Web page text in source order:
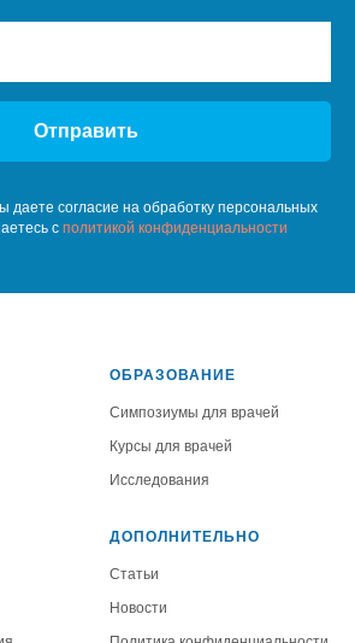
Отправить
даете согласие на обработку персональных
c политикой конфиденциальности
ОБРАЗОВАНИЕ
Симпозиумы для врачей
Курсы для врачей
Исследования
ДОПОЛНИТЕЛЬНО
Статьи
Новости